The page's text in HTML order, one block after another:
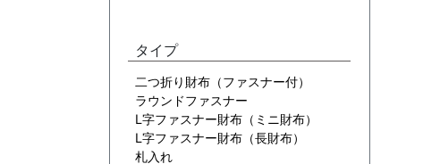
タイプ
二つ折り財布（ファスナー付）
ラウンドファスナー
L字ファスナー財布（ミニ財布）
L字ファスナー財布（長財布）
札入れ